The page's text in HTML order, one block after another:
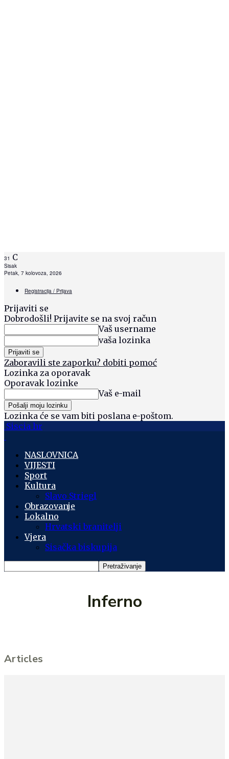
31 C
Sisak
Petak, 7 kolovoza, 2026
Registracija / Prijava
Prijaviti se
Dobrodošli! Prijavite se na svoj račun
Vaš username
vaša lozinka
Zaboravili ste zaporku? dobiti pomoć
Lozinka za oporavak
Oporavak lozinke
Vaš e-mail
Lozinka će se vam biti poslana e-poštom.
Siscia hr
NASLOVNICA
VIJESTI
Sport
Kultura
Slavo Striegl
Obrazovanje
Lokalno
Hrvatski branitelji
Vjera
Sisačka biskupija
Inferno
Articles